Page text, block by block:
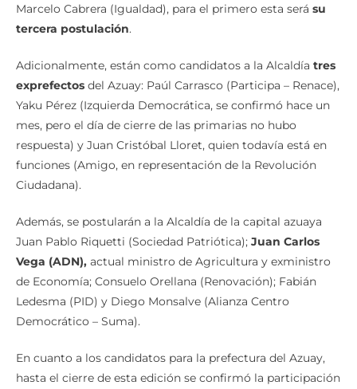
Marcelo Cabrera (Igualdad), para el primero esta será su
tercera postulación.
Adicionalmente, están como candidatos a la Alcaldía tres
exprefectos del Azuay: Paúl Carrasco (Participa – Renace),
Yaku Pérez (Izquierda Democrática, se confirmó hace un
mes, pero el día de cierre de las primarias no hubo
respuesta) y Juan Cristóbal Lloret, quien todavía está en
funciones (Amigo, en representación de la Revolución
Ciudadana).
Además, se postularán a la Alcaldía de la capital azuaya
Juan Pablo Riquetti (Sociedad Patriótica); Juan Carlos
Vega (ADN), actual ministro de Agricultura y exministro
de Economía; Consuelo Orellana (Renovación); Fabián
Ledesma (PID) y Diego Monsalve (Alianza Centro
Democrático – Suma).
En cuanto a los candidatos para la prefectura del Azuay,
hasta el cierre de esta edición se confirmó la participación